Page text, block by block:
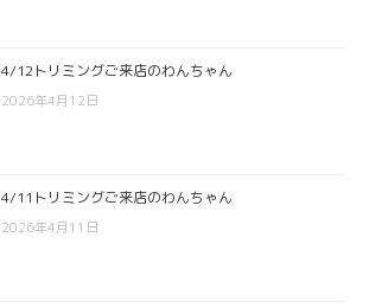
4/12トリミングご来店のわんちゃん
2026年4月12日
4/11トリミングご来店のわんちゃん
2026年4月11日